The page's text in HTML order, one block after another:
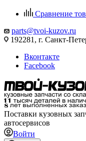
Сравнение
parts@tvoi-kuzov.ru
192281, г. Санкт-
Вконтакте
Facebook
Поставки кузовных
автосервисов
Войти